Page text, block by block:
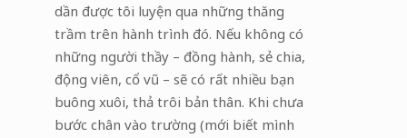
dần được tôi luyện qua những thăng
trầm trên hành trình đó. Nếu không có
những người thầy – đồng hành, sẻ chia,
động viên, cổ vũ – sẽ có rất nhiều bạn
buông xuôi, thả trôi bản thân. Khi chưa
bước chân vào trường (mới biết mình